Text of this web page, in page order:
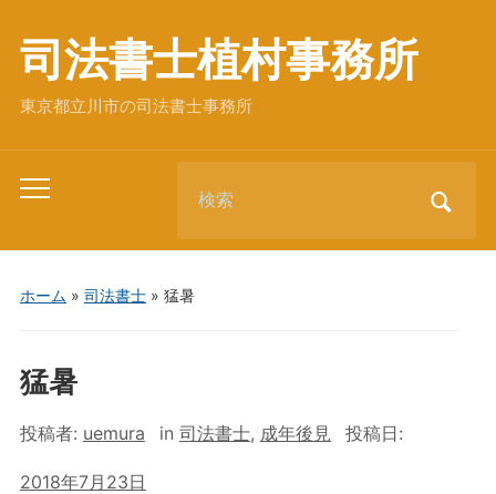
司法書士植村事務所
東京都立川市の司法書士事務所
Toggle
menu
for:
ホーム » 司法書士» 猛暑
猛暑
投稿者: uemura in 司法書士, 成年後見 投稿日:
2018年7月23日